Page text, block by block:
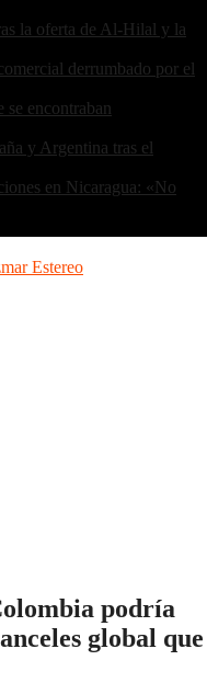
la oferta de Al-Hilal y la
derrumbado por el
se encontraban
y Argentina tras el
en Nicaragua: «No
podría
global que